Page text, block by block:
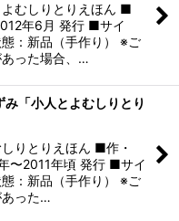
むしりとりえほん ■
年6月 発行 ■サイ
：新品（手作り） ※ご
った場合、…
み「小人とよむしりとり
りとりえほん ■作・
〜2011年頃 発行 ■サイ
：新品（手作り） ※ご
あった…